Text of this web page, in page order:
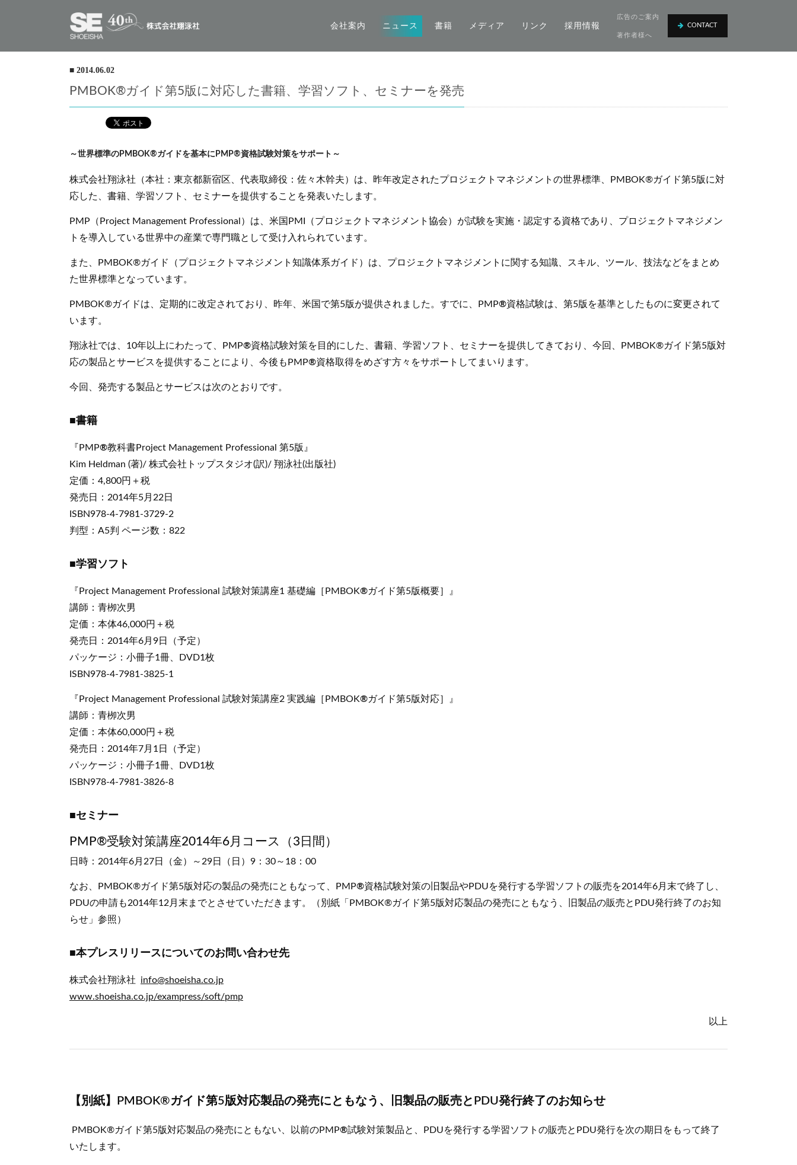
会社案内 ニュース 書籍 メディア リンク 採用情報
広告のご案内
著作者様へ
CONTACT
■ 2014.06.02
PMBOK®ガイド第5版に対応した書籍、学習ソフト、セミナーを発売
～世界標準のPMBOK®ガイドを基本にPMP®資格試験対策をサポート～
株式会社翔泳社（本社：東京都新宿区、代表取締役：佐々木幹夫）は、昨年改定されたプロジェクトマネジメントの世界標準、PMBOK®ガイド第5版に対
応した、書籍、学習ソフト、セミナーを提供することを発表いたします。
PMP（Project Management Professional）は、米国PMI（プロジェクトマネジメント協会）が試験を実施・認定する資格であり、プロジェクトマネジメン
トを導入している世界中の産業で専門職として受け入れられています。
また、PMBOK®ガイド（プロジェクトマネジメント知識体系ガイド）は、プロジェクトマネジメントに関する知識、スキル、ツール、技法などをまとめ
た世界標準となっています。
PMBOK®ガイドは、定期的に改定されており、昨年、米国で第5版が提供されました。すでに、PMP®資格試験は、第5版を基準としたものに変更されて
います。
翔泳社では、10年以上にわたって、PMP®資格試験対策を目的にした、書籍、学習ソフト、セミナーを提供してきており、今回、PMBOK®ガイド第5版対
応の製品とサービスを提供することにより、今後もPMP®資格取得をめざす方々をサポートしてまいります。
今回、発売する製品とサービスは次のとおりです。
■書籍
『PMP®教科書Project Management Professional 第5版』
Kim Heldman (著)/ 株式会社トップスタジオ(訳)/ 翔泳社(出版社)
定価：4,800円＋税
発売日：2014年5月22日
ISBN978-4-7981-3729-2
判型：A5判 ページ数：822
■学習ソフト
『Project Management Professional 試験対策講座1 基礎編［PMBOK®ガイド第5版概要］』
講師：青栁次男
定価：本体46,000円＋税
発売日：2014年6月9日（予定）
パッケージ：小冊子1冊、DVD1枚
ISBN978-4-7981-3825-1
『Project Management Professional 試験対策講座2 実践編［PMBOK®ガイド第5版対応］』
講師：青栁次男
定価：本体60,000円＋税
発売日：2014年7月1日（予定）
パッケージ：小冊子1冊、DVD1枚
ISBN978-4-7981-3826-8
■セミナー
PMP®受験対策講座2014年6月コース（3日間）
日時：2014年6月27日（金）～29日（日）9：30～18：00
なお、PMBOK®ガイド第5版対応の製品の発売にともなって、PMP®資格試験対策の旧製品やPDUを発行する学習ソフトの販売を2014年6月末で終了し、
PDUの申請も2014年12月末までとさせていただきます。（別紙「PMBOK®ガイド第5版対応製品の発売にともなう、旧製品の販売とPDU発行終了のお知
らせ」参照）
■本プレスリリースについてのお問い合わせ先
株式会社翔泳社 info@shoeisha.co.jp
www.shoeisha.co.jp/exampress/soft/pmp
以上
【別紙】PMBOK®ガイド第5版対応製品の発売にともなう、旧製品の販売とPDU発行終了のお知らせ
PMBOK®ガイド第5版対応製品の発売にともない、以前のPMP®試験対策製品と、PDUを発行する学習ソフトの販売とPDU発行を次の期日をもって終了
いたします。